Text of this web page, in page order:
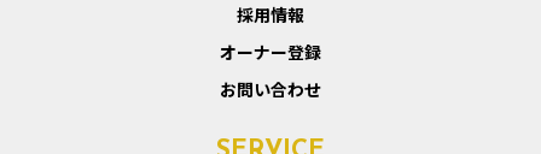
採用情報
オーナー登録
お問い合わせ